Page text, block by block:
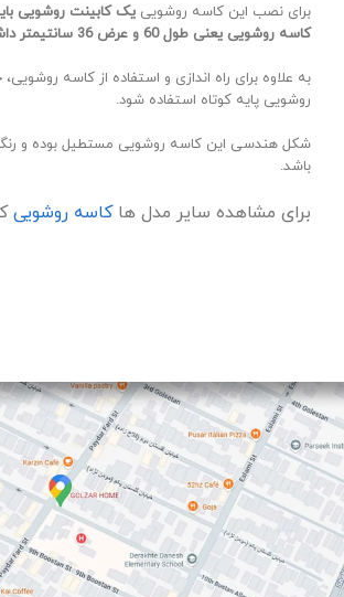
برای نصب این کاسه روشویی یک کابینت روشویی
کاسه روشویی یعنی طول 60 و عرض 36 سانتیمتر داشته باشد.
به علاوه برای راه اندازی و استفاده از کاسه روشویی،
روشویی پایه کوتاه استفاده شود.
شکل هندسی این کاسه روشویی مستطیل بوده و
باشد.
برای مشاهده سایر مدل هاکاسه روشویی